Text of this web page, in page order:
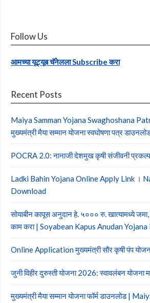
Follow Us
आमच्या यूट्यूब चॅनेलला Subscribe करा
Recent Posts
Maiya Samman Yojana Swaghoshana
मुख्यमंत्री मैया सम्मान योजना स्वघोषणा पत्र
POCRA 2.0: नानाजी देशमुख कृषी संजीवनी प्रकल्प
Ladki Bahin Yojana Online Apply Link ।
Download
सोयाबीन कापूस अनुदान हे. ५००० रु. खात्यामध्ये
काम करा | Soyabean Kapus Anudan
Online Application मुख्यमंत्री सौर कृषी पंप योजना
जुनी विहीर दुरुस्ती योजना 2026: स्वावलंबन योजना
मुख्यमंत्री मैया सम्मान योजना फॉर्म डाउनलोड |